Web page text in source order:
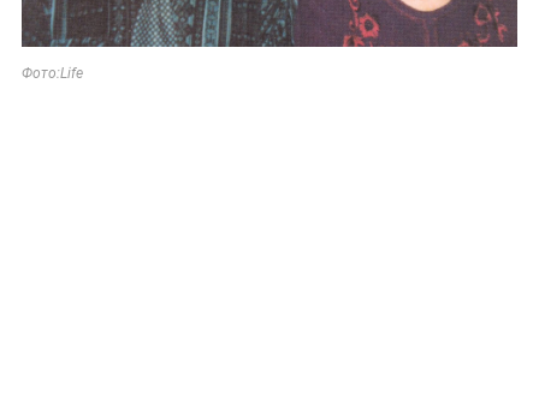
Фото:Life